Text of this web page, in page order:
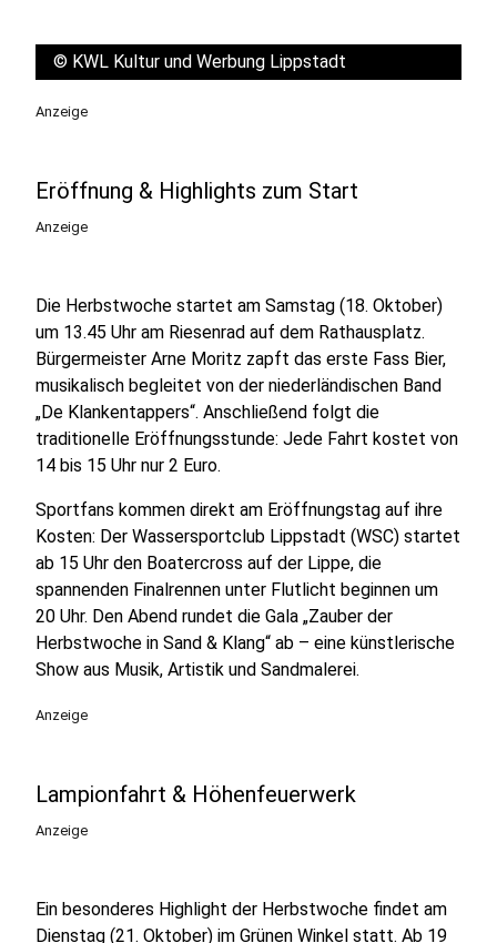
© KWL Kultur und Werbung Lippstadt
Anzeige
Eröffnung & Highlights zum Start
Anzeige
Die Herbstwoche startet am Samstag (18. Oktober)
um 13.45 Uhr am Riesenrad auf dem Rathausplatz.
Bürgermeister Arne Moritz zapft das erste Fass Bier,
musikalisch begleitet von der niederländischen Band
„De Klankentappers“. Anschließend folgt die
traditionelle Eröffnungsstunde: Jede Fahrt kostet von
14 bis 15 Uhr nur 2 Euro.
Sportfans kommen direkt am Eröffnungstag auf ihre
Kosten: Der Wassersportclub Lippstadt (WSC) startet
ab 15 Uhr den Boatercross auf der Lippe, die
spannenden Finalrennen unter Flutlicht beginnen um
20 Uhr. Den Abend rundet die Gala „Zauber der
Herbstwoche in Sand & Klang“ ab – eine künstlerische
Show aus Musik, Artistik und Sandmalerei.
Anzeige
Lampionfahrt & Höhenfeuerwerk
Anzeige
Ein besonderes Highlight der Herbstwoche findet am
Dienstag (21. Oktober) im Grünen Winkel statt. Ab 19